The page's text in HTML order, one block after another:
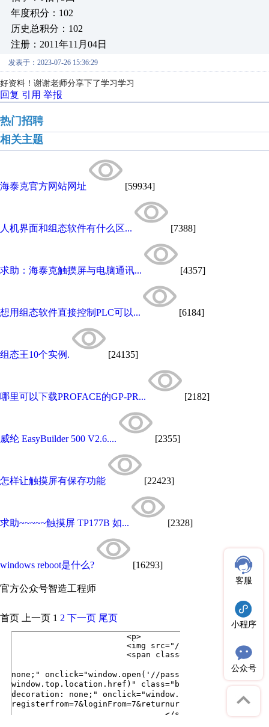
年度积分：102
历史总积分：102
注册：2011年11月04日
发表于：2023-07-26 15:36:29
好资料！谢谢老师分享下了学习学习
回复 引用 举报
热门招聘
相关主题
海泰克官方网站网址 [59934]
人机界面和组态软件有什么区... [7388]
求助：海泰克触摸屏与电脑通讯... [4357]
想用组态软件直接控制PLC可以... [6184]
组态王10个实例. [24135]
哪里可以下载PROFACE的GP-PR... [2182]
威纶 EasyBuilder 500 V2.6.... [2355]
怎样让触摸屏有保存功能 [22423]
求助~~~~~触摸屏 TP177B 如... [2328]
windows reboot是什么? [16293]
官方公众号智造工程师
客服
小程序
公众号
首页 上一页 1 2 下一页 尾页